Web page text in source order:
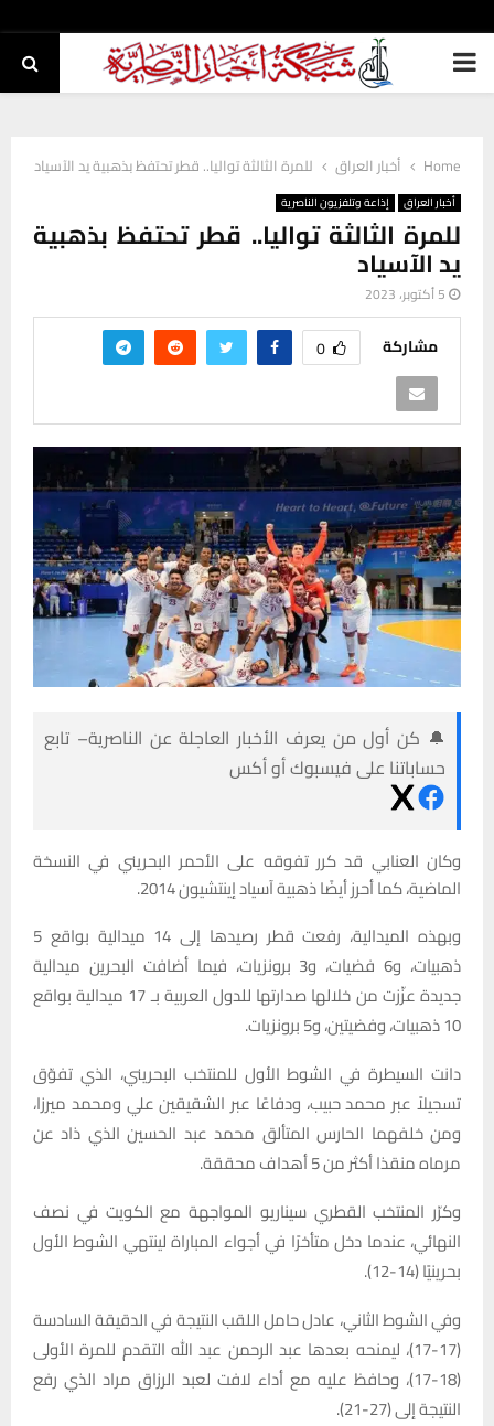
PRIMARY
Home أخبار العراق للمرة الثالثة تواليا.. قطر تحتفظ بذهبية يد الآسياد
أخبار العراق إذاعة وتلفزيون الناصرية
للمرة الثالثة تواليا.. قطر تحتفظ بذهبية
يد الآسياد
5 أكتوبر، 2023
مشاركة 0
🔔 كن أول من يعرف الأخبار العاجلة عن الناصرية– تابع
حساباتنا على فيسبوك أو أكس
وكان العنابي قد كرر تفوقه على الأحمر البحريني في النسخة
الماضية، كما أحرز أيضًا ذهبية آسياد إينتشيون 2014.
وبهذه الميدالية، رفعت قطر رصيدها إلى 14 ميدالية بواقع 5
ذهبيات، و6 فضيات، و3 برونزيات، فيما أضافت البحرين ميدالية
جديدة عزّزت من خلالها صدارتها للدول العربية بـ 17 ميدالية بواقع
10 ذهبيات، وفضيتين، و5 برونزيات.
دانت السيطرة في الشوط الأول للمنتخب البحريني، الذي تفوّق
تسجيلاً عبر محمد حبيب، ودفاعًا عبر الشقيقين علي ومحمد ميرزا،
ومن خلفهما الحارس المتألق محمد عبد الحسين الذي ذاد عن
مرماه منقذا أكثر من 5 أهداف محققة.
وكرّر المنتخب القطري سيناريو المواجهة مع الكويت في نصف
النهائي، عندما دخل متأخرًا في أجواء المباراة لينتهي الشوط الأول
بحرينيًا (14-12).
وفي الشوط الثاني، عادل حامل اللقب النتيجة في الدقيقة السادسة
(17-17)، ليمنحه بعدها عبد الرحمن عبد الله التقدم للمرة الأولى
(18-17)، وحافظ عليه مع أداء لافت لعبد الرزاق مراد الذي رفع
النتيجة إلى (27-21).